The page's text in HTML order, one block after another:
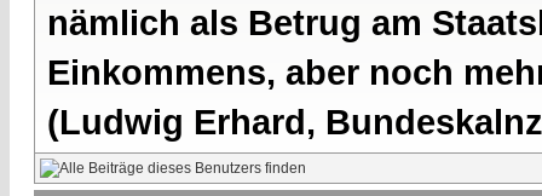
nämlich als Betrug am
Einkommens, aber noch
(Ludwig Erhard,